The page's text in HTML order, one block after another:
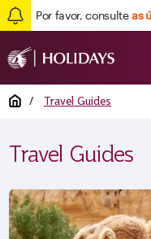
Por favor, consulteas
Home / Travel Guides
Travel Guides